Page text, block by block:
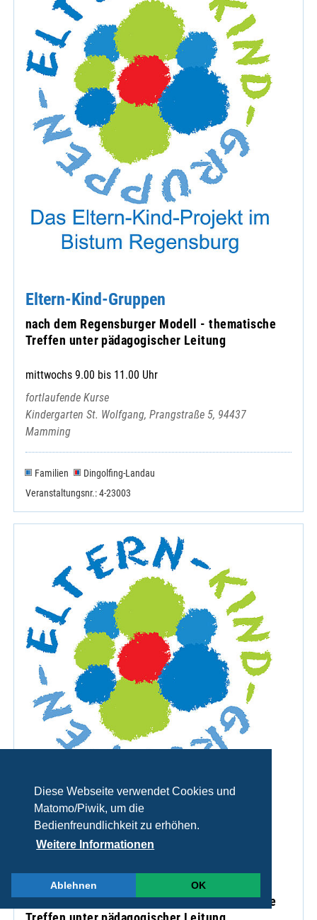
Diese Webseite verwendet Cookies und
Matomo/Piwik, um die
Bedienfreundlichkeit zu erhöhen.
Weitere Informationen
Ablehnen OK
Eltern-Kind-Gruppen
nach dem Regensburger Modell - thematische
Treffen unter pädagogischer Leitung
mittwochs 9.00 bis 11.00 Uhr
fortlaufende Kurse
Kindergarten St. Wolfgang, Prangstraße 5, 94437
Mamming
Familien
Dingolfing-Landau
Veranstaltungsnr.: 4-23003
Eltern-Kind-Gruppen
nach dem Regensburger Modell - thematische